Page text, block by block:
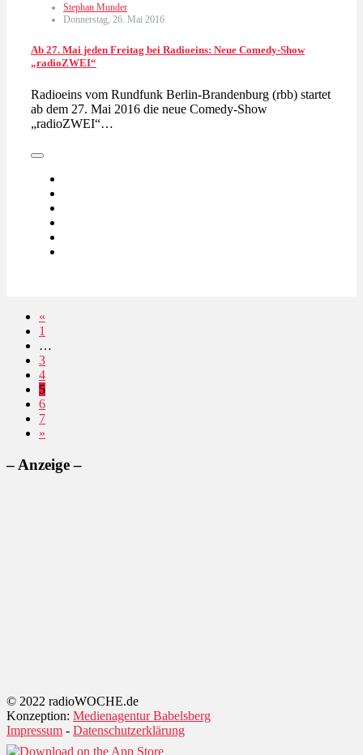
Stephan Munder
Donnerstag, 26. Mai 2016
Ab 27. Mai jeden Freitag bei Radioeins: Neue Comedy-Show
„radioZWEI“
Radioeins vom Rundfunk Berlin-Brandenburg (rbb) startet
ab dem 27. Mai 2016 die neue Comedy-Show
„radioZWEI“…
«
1
…
3
4
5
6
7
»
– Anzeige –
© 2022 radioWOCHE.de
Konzeption: Medienagentur Babelsberg
Impressum - Datenschutzerklärung